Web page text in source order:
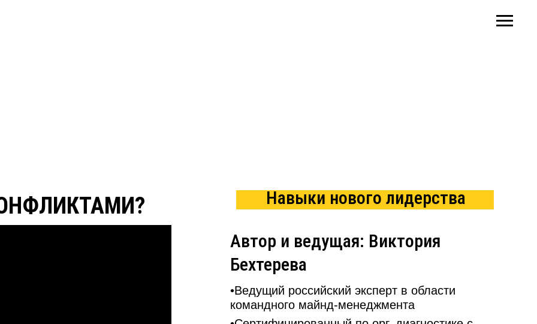
•Ведущий российский эксперт в области
командного майнд-менеджмента
Навыки нового лидерства
Автор и ведущая: Виктория
Бехтерева